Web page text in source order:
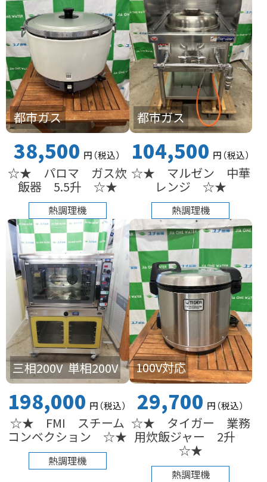
都市ガス
38,500 円（税込）
☆★ パロマ ガス炊
飯器 5.5升 ☆★
熱調理機
都市ガス
104,500 円（税込）
☆★ マルゼン 中華
レンジ ☆★
熱調理機
単相200V
三相200V
198,000 円（税込）
☆★ FMI スチーム
コンベクション ☆★
熱調理機
100V対応
29,700 円（税込）
☆★ タイガー 業務
用炊飯ジャー 2升
☆★
熱調理機